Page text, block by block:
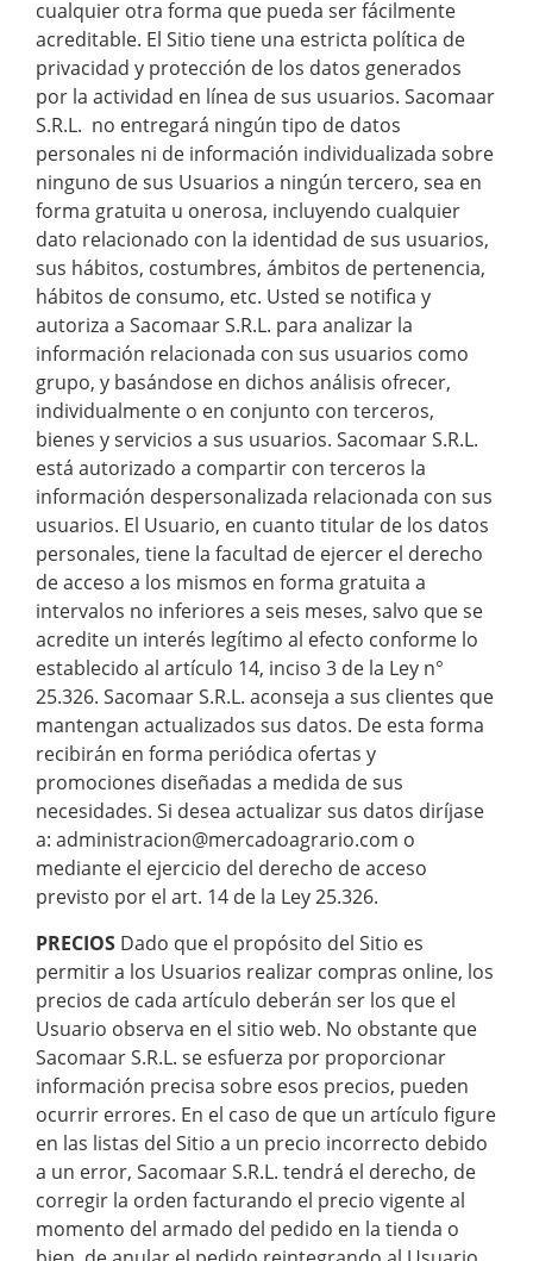
cualquier otra forma que pueda ser fácilmente
acreditable. El Sitio tiene una estricta política de
privacidad y protección de los datos generados
por la actividad en línea de sus usuarios. Sacomaar
S.R.L. no entregará ningún tipo de datos
personales ni de información individualizada sobre
ninguno de sus Usuarios a ningún tercero, sea en
forma gratuita u onerosa, incluyendo cualquier
dato relacionado con la identidad de sus usuarios,
sus hábitos, costumbres, ámbitos de pertenencia,
hábitos de consumo, etc. Usted se notifica y
autoriza a Sacomaar S.R.L. para analizar la
información relacionada con sus usuarios como
grupo, y basándose en dichos análisis ofrecer,
individualmente o en conjunto con terceros,
bienes y servicios a sus usuarios. Sacomaar S.R.L.
está autorizado a compartir con terceros la
información despersonalizada relacionada con sus
usuarios. El Usuario, en cuanto titular de los datos
personales, tiene la facultad de ejercer el derecho
de acceso a los mismos en forma gratuita a
intervalos no inferiores a seis meses, salvo que se
acredite un interés legítimo al efecto conforme lo
establecido al artículo 14, inciso 3 de la Ley n°
25.326. Sacomaar S.R.L. aconseja a sus clientes que
mantengan actualizados sus datos. De esta forma
recibirán en forma periódica ofertas y
promociones diseñadas a medida de sus
necesidades. Si desea actualizar sus datos diríjase
a: administracion@mercadoagrario.com o
mediante el ejercicio del derecho de acceso
previsto por el art. 14 de la Ley 25.326.
PRECIOS Dado que el propósito del Sitio es
permitir a los Usuarios realizar compras online, los
precios de cada artículo deberán ser los que el
Usuario observa en el sitio web. No obstante que
Sacomaar S.R.L. se esfuerza por proporcionar
información precisa sobre esos precios, pueden
ocurrir errores. En el caso de que un artículo figure
en las listas del Sitio a un precio incorrecto debido
a un error, Sacomaar S.R.L. tendrá el derecho, de
corregir la orden facturando el precio vigente al
momento del armado del pedido en la tienda o